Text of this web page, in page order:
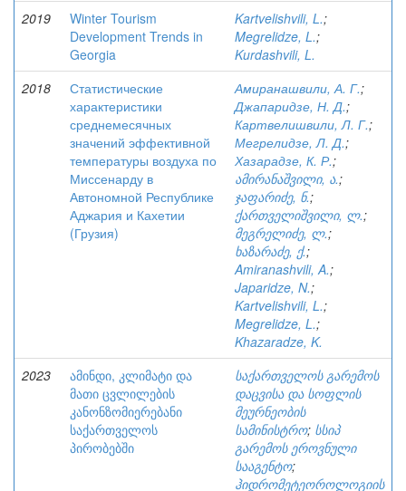
2019
Winter Tourism
Development Trends in
Georgia
Kartvelishvili, L.;
Megrelidze, L.;
Kurdashvili, L.
2018
Статистические
характеристики
среднемесячных
значений эффективной
температуры воздуха по
Миссенарду в
Автономной Республике
Аджария и Кахетии
(Грузия)
Амиранашвили, А. Г.;
Джапаридзе, Н. Д.;
Картвелишвили, Л. Г.;
Мегрелидзе, Л. Д.;
Хазарадзе, К. Р.;
ამირანაშვილი, ა.;
ჯაფარიძე, ნ.;
ქართველიშვილი, ლ.;
მეგრელიძე, ლ.;
ხაზარაძე, ქ.;
Amiranashvili, A.;
Japaridze, N.;
Kartvelishvili, L.;
Megrelidze, L.;
Khazaradze, K.
2023
ამინდი, კლიმატი და
მათი ცვლილების
კანონზომიერებანი
საქართველოს
პირობებში
საქართველოს გარემოს
დაცვისა და სოფლის
მეურნეობის
სამინისტრო; სსიპ
გარემოს ეროვნული
სააგენტო;
ჰიდრომეტეოროლოგიის